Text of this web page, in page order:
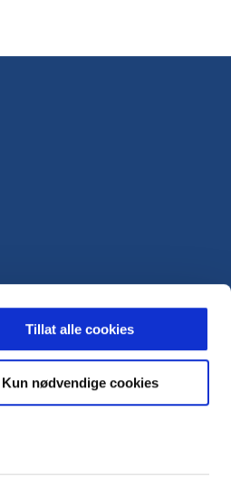
Tillat alle cookies
Kun nødvendige cookies